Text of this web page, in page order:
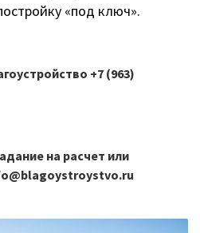
«под ключ».
+7 (963)
на расчет или